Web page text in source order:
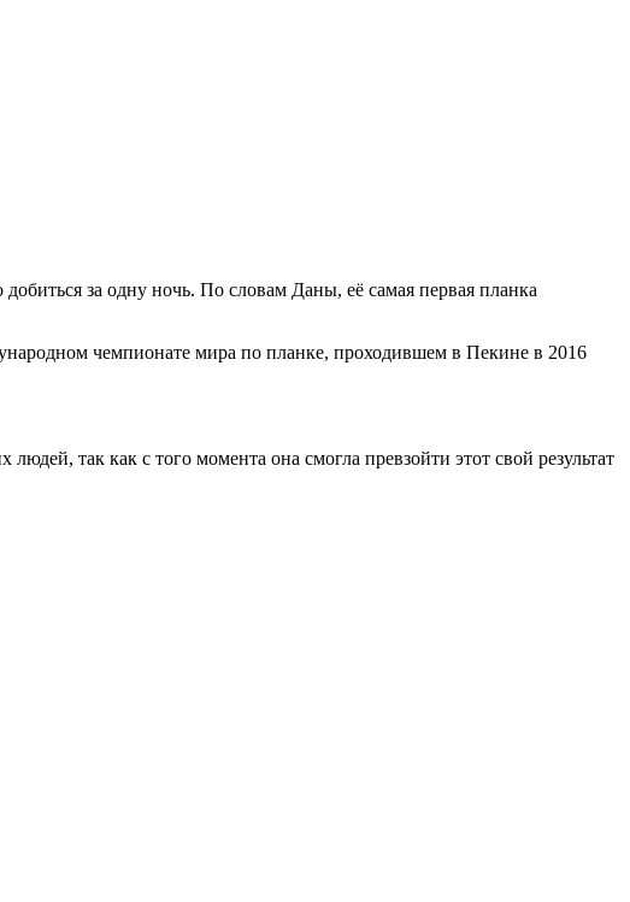
за одну ночь. По словам Даны, её самая первая планка
чемпионате мира по планке, проходившем в Пекине в 2016
так как с того момента она смогла превзойти этот свой результат